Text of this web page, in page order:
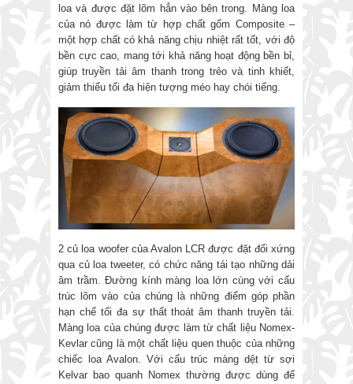
loa và được đặt lõm hẳn vào bên trong. Màng loa
của nó được làm từ hợp chất gốm Composite –
một hợp chất có khả năng chịu nhiệt rất tốt, với độ
bền cực cao, mang tới khả năng hoạt động bền bỉ,
giúp truyền tải âm thanh trong trẻo và tinh khiết,
giảm thiểu tối đa hiện tượng méo hay chói tiếng.
2 củ loa woofer của Avalon LCR được đặt đối xứng
qua củ loa tweeter, có chức năng tái tạo những dải
âm trầm. Đường kính màng loa lớn cùng với cấu
trúc lõm vào của chúng là những điểm góp phần
hạn chế tối đa sự thất thoát âm thanh truyền tải.
Màng loa của chúng được làm từ chất liệu Nomex-
Kevlar cũng là một chất liệu quen thuộc của những
chiếc loa Avalon. Với cấu trúc màng dệt từ sợi
Kelvar bao quanh Nomex thường được dùng để